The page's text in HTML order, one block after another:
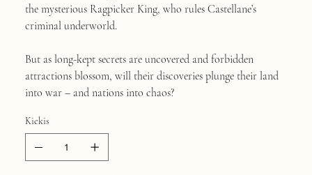
the mysterious Ragpicker King, who rules Castellane’s
criminal underworld.
But as long-kept secrets are uncovered and forbidden
attractions blossom, will their discoveries plunge their land
into war – and nations into chaos?
Kiekis